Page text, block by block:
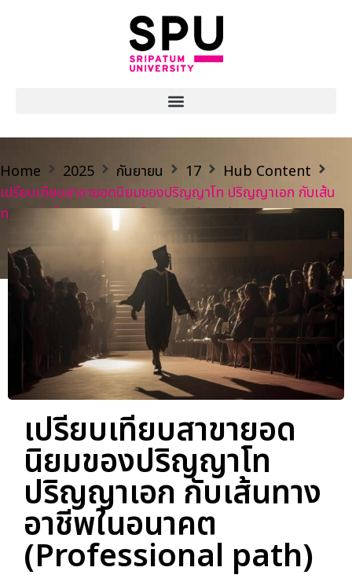
Home 2025 กันยายน 17
Hub Content
เปรียบเทียบสาขายอดนิยมของปริญญาโท ปริญญาเอก กับเส้น
ทางอาชีพในอนาคต (Professional path)
เปรียบเทียบสาขายอด
นิยมของปริญญาโท
ปริญญาเอก กับเส้นทาง
อาชีพในอนาคต
(Professional path)